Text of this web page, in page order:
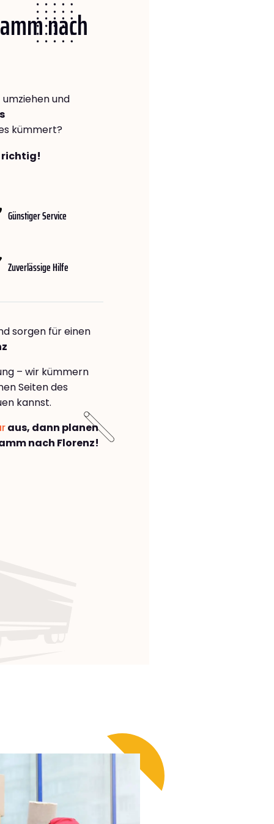
nach
umziehen und
kümmert?
richtig!
Günstiger Service
Zuverlässige Hilfe
sorgen für einen
– wir kümmern
Seiten des
kannst.
aus, dann planen
nach Florenz!